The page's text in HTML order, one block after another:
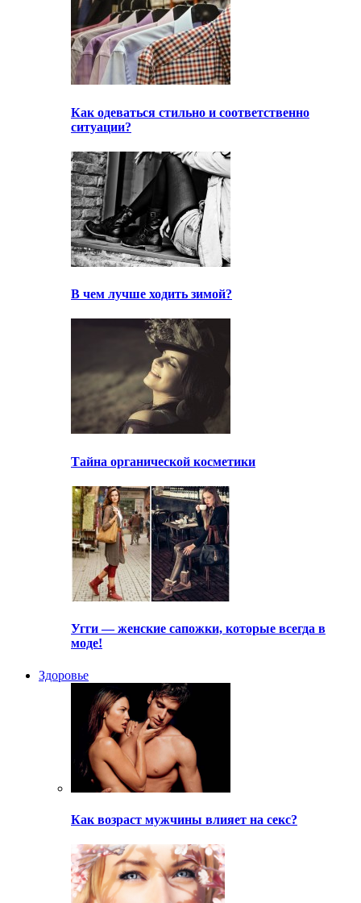
Как одеваться стильно и соответственно
ситуации?
В чем лучше ходить зимой?
Тайна органической косметики
Угги — женские сапожки, которые всегда в
моде!
Здоровье
Как возраст мужчины влияет на секс?